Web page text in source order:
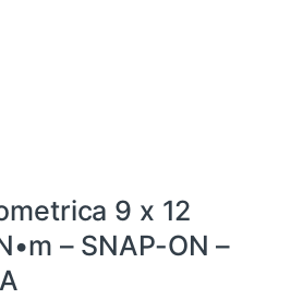
9 x 12
– SNAP-ON –